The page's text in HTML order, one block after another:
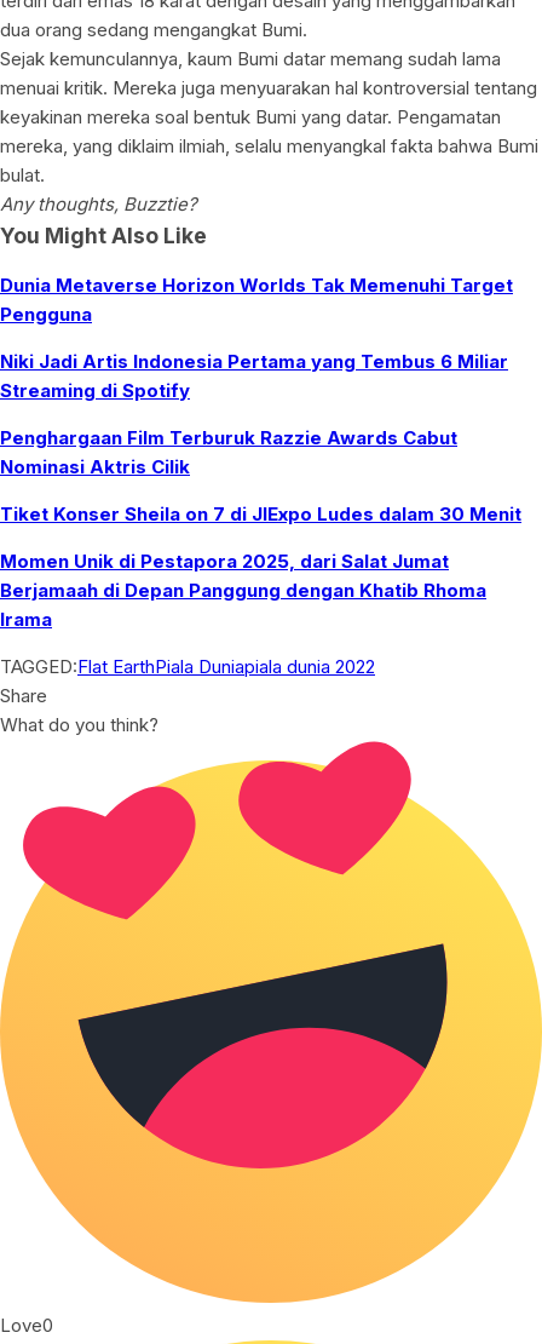
dua orang sedang mengangkat Bumi.
Sejak kemunculannya, kaum Bumi datar memang sudah lama
menuai kritik. Mereka juga menyuarakan hal kontroversial tentang
keyakinan mereka soal bentuk Bumi yang datar. Pengamatan
mereka, yang diklaim ilmiah, selalu menyangkal fakta bahwa Bumi
bulat.
Any thoughts, Buzztie?
You Might Also Like
Dunia Metaverse Horizon Worlds Tak Memenuhi Target
Pengguna
Niki Jadi Artis Indonesia Pertama yang Tembus 6 Miliar
Streaming di Spotify
Penghargaan Film Terburuk Razzie Awards Cabut
Nominasi Aktris Cilik
Tiket Konser Sheila on 7 di JIExpo Ludes dalam 30 Menit
Momen Unik di Pestapora 2025, dari Salat Jumat
Berjamaah di Depan Panggung dengan Khatib Rhoma
Irama
TAGGED:Flat EarthPiala Duniapiala dunia 2022
Share
What do you think?
Love0